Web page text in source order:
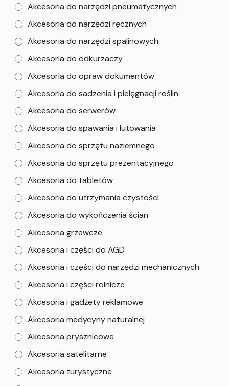
Akcesoria do narzędzi pneumatycznych
Akcesoria do narzędzi ręcznych
Akcesoria do narzędzi spalinowych
Akcesoria do odkurzaczy
Akcesoria do opraw dokumentów
Akcesoria do sadzenia i pielęgnacji roślin
Akcesoria do serwerów
Akcesoria do spawania i lutowania
Akcesoria do sprzętu naziemnego
Akcesoria do sprzętu prezentacyjnego
Akcesoria do tabletów
Akcesoria do utrzymania czystości
Akcesoria do wykończenia ścian
Akcesoria grzewcze
Akcesoria i części do AGD
Akcesoria i części do narzędzi mechanicznych
Akcesoria i części rolnicze
Akcesoria i gadżety reklamowe
Akcesoria medycyny naturalnej
Akcesoria prysznicowe
Akcesoria satelitarne
Akcesoria turystyczne